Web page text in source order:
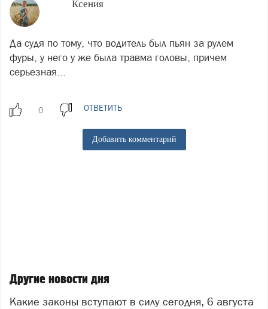
Ксения
Да судя по тому, что водитель был пьян за рулем
фуры, у него у же была травма головы, причем
серьезная...
ОТВЕТИТЬ
Добавить комментарий
Другие новости дня
Какие законы вступают в силу сегодня, 6 августа